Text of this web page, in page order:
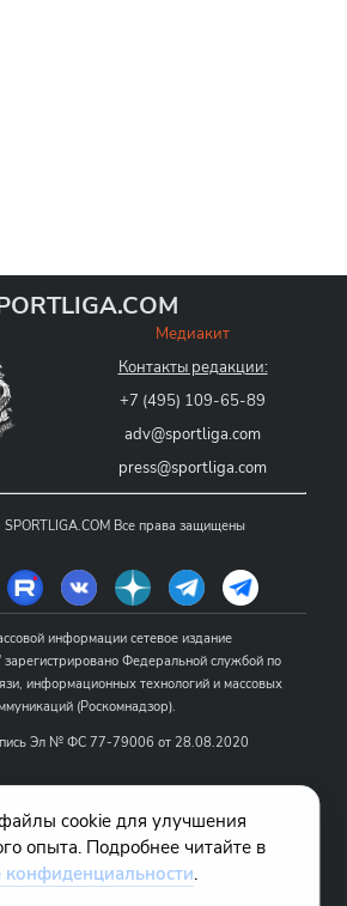
Медиакит
Контакты редакции:
+7 (495) 109-65-89
adv@sportliga.com
press@sportliga.com
SPORTLIGA.COM Все права защищены
информации сетевое издание
Федеральной службой по
информационных технологий и массовых
(Роскомнадзор).
Эл № ФС 77-79006 от 28.08.2020
- www.sportliga.com
издания "www.sportliga.com": ИП Чамин
О.Н.
СМИ сетевого издания "www.sportliga.com":
cookie для улучшения
опыта. Подробнее читайте в
конфиденциальности.